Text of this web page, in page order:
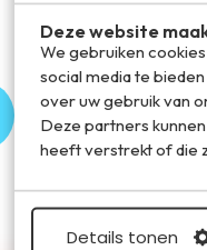
Deze website
We gebruiken
social media te
over uw gebruik van
Deze partners
heeft verstrekt of die
Details tonen
Deel op